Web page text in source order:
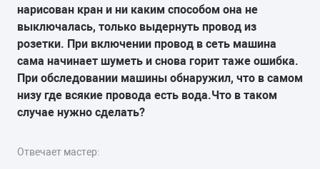
нарисован кран и ни каким способом она не
выключалась, только выдернуть провод из
розетки. При включении провод в сеть машина
сама начинает шуметь и снова горит таже ошибка.
При обследовании машины обнаружил, что в самом
низу где всякие провода есть вода.Что в таком
случае нужно сделать?
Отвечает мастер: